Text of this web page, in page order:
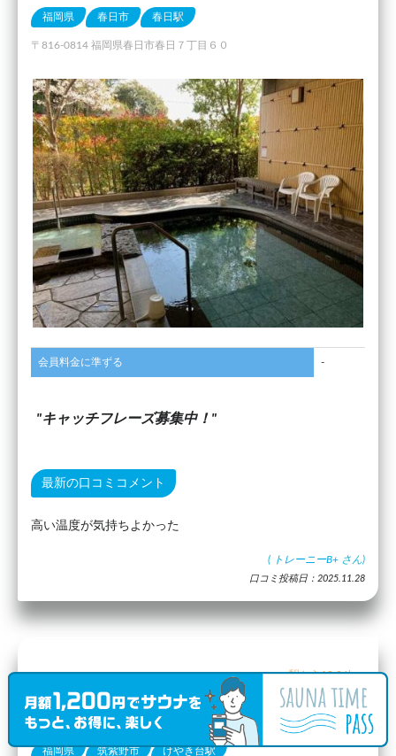
福岡県 春日市 春日駅
〒816-0814 福岡県春日市春日７丁目６０
会員料金に準ずる -
キャッチフレーズ募集中！
最新の口コミコメント
高い温度が気持ちよかった
( トレーニーB+ さん)
口コミ投稿日：2025.11.28
駅から19.96km
筑紫野温泉アマンディ（口コミ1件）
福岡県 筑紫野市 けやき台駅